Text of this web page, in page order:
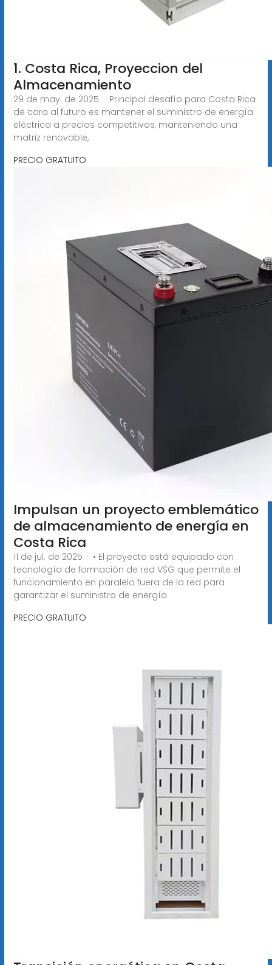
1. Costa Rica, Proyeccion del
Almacenamiento
29 de may. de 2025 · Principal desafío para Costa Rica
de cara al futuro es mantener el suministro de energía
eléctrica a precios competitivos, manteniendo una
matriz renovable,
PRECIO GRATUITO
Impulsan un proyecto emblemático
de almacenamiento de energía en
Costa Rica
11 de jul. de 2025 · • El proyecto está equipado con
tecnología de formación de red VSG que permite el
funcionamiento en paralelo fuera de la red para
garantizar el suministro de energía
PRECIO GRATUITO